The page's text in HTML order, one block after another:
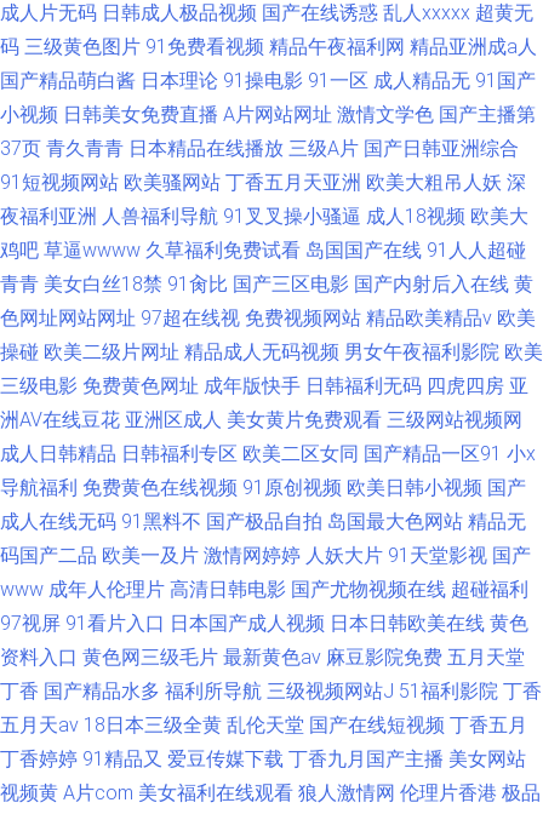
成人片无码 日韩成人极品视频 国产在线诱惑 乱人xxxxx 超黄无
码 三级黄色图片 91免费看视频 精品午夜福利网 精品亚洲成a人
国产精品萌白酱 日本理论 91操电影 91一区 成人精品无 91国产
小视频 日韩美女免费直播 A片网站网址 激情文学色 国产主播第
37页 青久青青 日本精品在线播放 三级A片 国产日韩亚洲综合
91短视频网站 欧美骚网站 丁香五月天亚洲 欧美大粗吊人妖 深
夜福利亚洲 人兽福利导航 91叉叉操小骚逼 成人18视频 欧美大
鸡吧 草逼wwww 久草福利免费试看 岛国国产在线 91人人超碰
青青 美女白丝18禁 91肏比 国产三区电影 国产内射后入在线 黄
色网址网站网址 97超在线视 免费视频网站 精品欧美精品v 欧美
操碰 欧美二级片网址 精品成人无码视频 男女午夜福利影院 欧美
三级电影 免费黄色网址 成年版快手 日韩福利无码 四虎四房 亚
洲AV在线豆花 亚洲区成人 美女黄片免费观看 三级网站视频网
成人日韩精品 日韩福利专区 欧美二区女同 国产精品一区91 小x
导航福利 免费黄色在线视频 91原创视频 欧美日韩小视频 国产
成人在线无码 91黑料不 国产极品自拍 岛国最大色网站 精品无
码国产二品 欧美一及片 激情网婷婷 人妖大片 91天堂影视 国产
www 成年人伦理片 高清日韩电影 国产尤物视频在线 超碰福利
97视屏 91看片入口 日本国产成人视频 日本日韩欧美在线 黄色
资料入口 黄色网三级毛片 最新黄色av 麻豆影院免费 五月天堂
丁香 国产精品水多 福利所导航 三级视频网站J 51福利影院 丁香
五月天av 18日本三级全黄 乱伦天堂 国产在线短视频 丁香五月
丁香婷婷 91精品又 爱豆传媒下载 丁香九月国产主播 美女网站
视频黄 A片com 美女福利在线观看 狼人激情网 伦理片香港 极品